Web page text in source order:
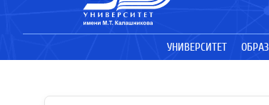
УНИВЕРСИТЕТ